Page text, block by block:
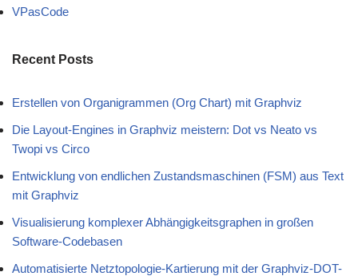
VPasCode
Recent Posts
Erstellen von Organigrammen (Org Chart) mit Graphviz
Die Layout-Engines in Graphviz meistern: Dot vs Neato vs
Twopi vs Circo
Entwicklung von endlichen Zustandsmaschinen (FSM) aus Text
mit Graphviz
Visualisierung komplexer Abhängigkeitsgraphen in großen
Software-Codebasen
Automatisierte Netztopologie-Kartierung mit der Graphviz-DOT-